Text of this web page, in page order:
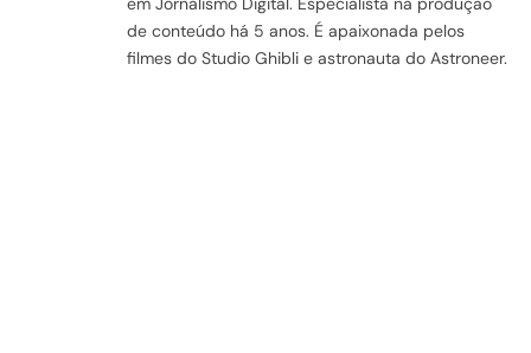
de conteúdo há 5 anos. É apaixonada pelos
filmes do Studio Ghibli e astronauta do Astroneer.